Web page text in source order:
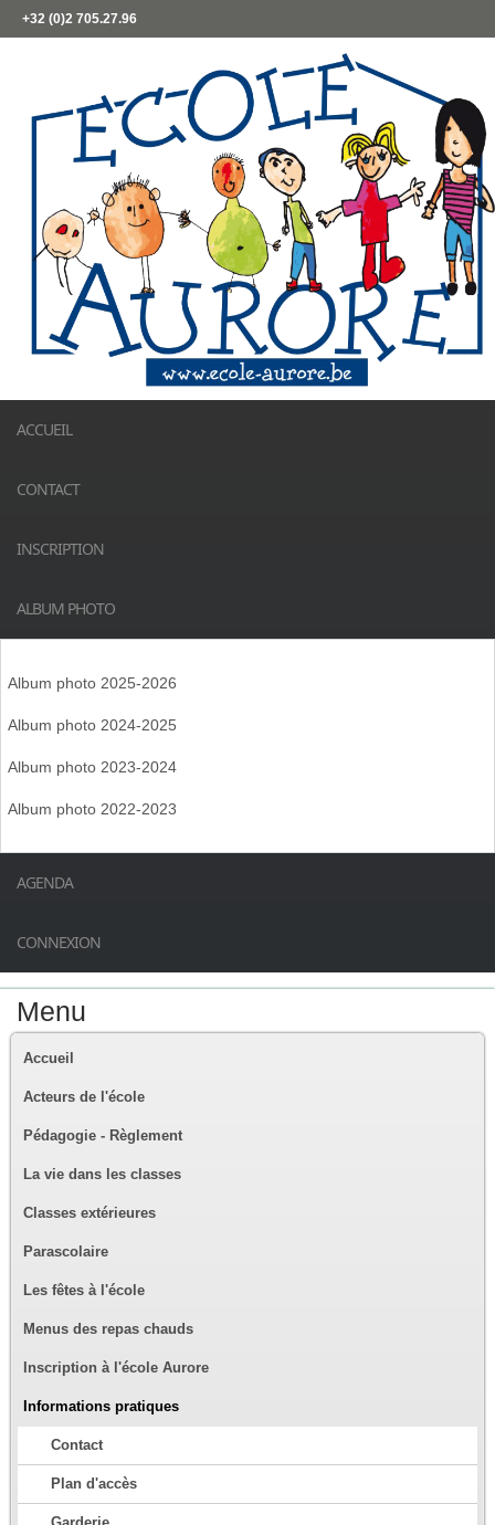
+32 (0)2 705.27.96
ACCUEIL
CONTACT
INSCRIPTION
ALBUM PHOTO
Album photo 2025-2026
Album photo 2024-2025
Album photo 2023-2024
Album photo 2022-2023
AGENDA
CONNEXION
Menu
Accueil
Acteurs de l'école
Pédagogie - Règlement
La vie dans les classes
Classes extérieures
Parascolaire
Les fêtes à l'école
Menus des repas chauds
Inscription à l'école Aurore
Informations pratiques
Contact
Plan d'accès